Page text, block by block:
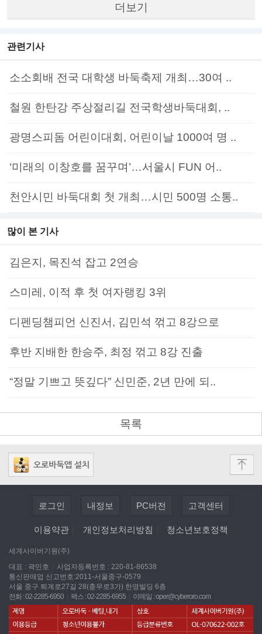
더보기
관련기사
소소회배 전국 대학생 바둑축제 개최…30여 ..
철원 한탄강 주상절리길 전국학생바둑대회, ..
광명스피돔 어린이대회, 어린이날 1000여 명 ..
‘미래의 이창호를 꿈꾸며’…서울시 FUN 어..
천안시민 바둑대회 첫 개최…시민 500명 소통..
많이 본 기사
김은지, 목진석 잡고 2연승
스미레, 이적 후 첫 여자랭킹 3위
디펜딩챔피언 신진서, 김민석 꺾고 8강으로
후반 지배한 한승주, 최정 꺾고 8강 진출
“정말 기쁘고 뜻깊다” 신민준, 2년 만에 되..
목록
로그인 내정보 PC버전 고객센터
이용약관 개인정보처리방침 청소년보호정책
세계사이버기원(주)
대표 : 곽민호
사업자등록번호 : 220-81-86538
통신판매업 신고번호:2011-서울중구-0579
서울 중구 퇴계로27길 28(충무로3가) 한영빌딩 6층
전화 : 02-2285-6950
팩스 : 02-2285-6955 이메일 :oper@cyberoro.com